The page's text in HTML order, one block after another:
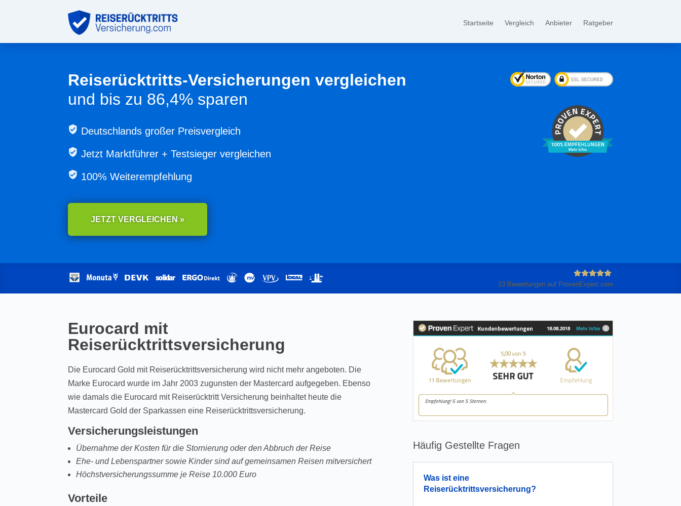
Startseite Vergleich Anbieter Ratgeber
Reiserücktritts-Versicherungen vergleichen
und bis zu 86,4% sparen
Deutschlands großer Preisvergleich
Jetzt Marktführer + Testsieger vergleichen
100% Weiterempfehlung
JETZT VERGLEICHEN »
GmbH
13Bewertungen auf ProvenExpert.com
Eurocard mit
Reiserücktrittsversicherung
Die Eurocard Gold mit Reiserücktrittsversicherung wird nicht mehr angeboten. Die
Marke Eurocard wurde im Jahr 2003 zugunsten der Mastercard aufgegeben. Ebenso
wie damals die Eurocard mit Reiserücktritt Versicherung beinhaltet heute die
Mastercard Gold der Sparkassen eine Reiserücktrittsversicherung.
Versicherungsleistungen
Übernahme der Kosten für die Stornierung oder den Abbruch der Reise
Ehe- und Lebenspartner sowie Kinder sind auf gemeinsamen Reisen mitversichert
Höchstversicherungssumme je Reise 10.000 Euro
Vorteile
Häufig Gestellte Fragen
Was ist eine
Reiserücktrittsversicherung?